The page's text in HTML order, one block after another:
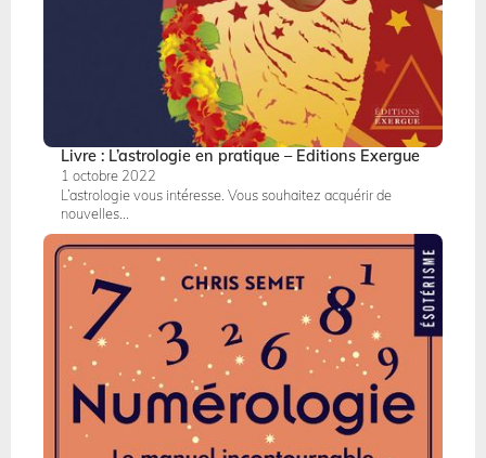
Livre : L’astrologie en pratique – Editions Exergue
1 octobre 2022
L’astrologie vous intéresse. Vous souhaitez acquérir de
nouvelles...